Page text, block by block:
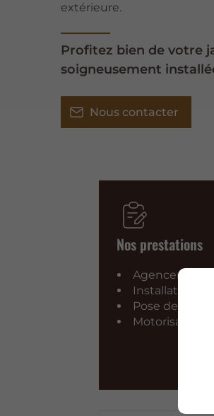
extérieure.
Profitez bien de votre
soigneusement
Nous contacter
Nos prestations
Agencement
Installation
Pose de
Motorisation